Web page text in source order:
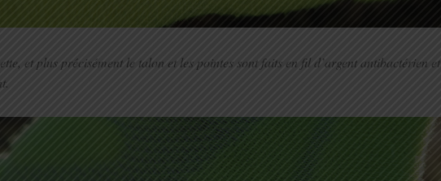
et plus précisément le talon et les pointes sont faits en fil d’argent antibactérien et